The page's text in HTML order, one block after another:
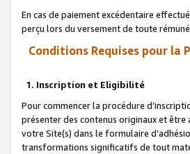
En cas de paiement excédentaire
perçu lors du versement de toute
Conditions Requises pour
1. Inscription et Eligibilité
Pour commencer la procédure
présenter des contenus originaux et
votre Site(s) dans le formulaire
transformations significatifs de tout